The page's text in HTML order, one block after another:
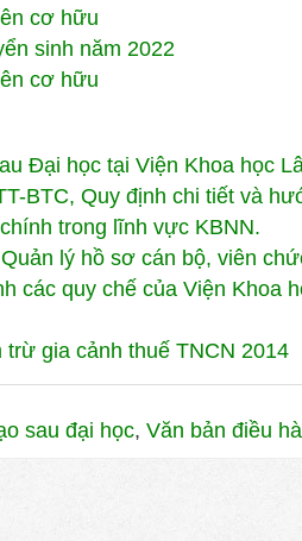
cơ hữu
sinh năm 2022
cơ hữu
Đại học tại Viện Khoa học
BTC, Quy định chi tiết và
trong lĩnh vực KBNN.
lý hồ sơ cán bộ, viên
các quy chế của Viện Khoa
trừ gia cảnh thuế TNCN 2014
sau đại học, Văn bản điều